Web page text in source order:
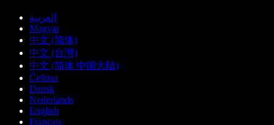
العربية
Magyar
中文 (简体)
中文 (台灣)
中文 (简体 中国大陆)
Čeština
Dansk
Nederlands
English
Français